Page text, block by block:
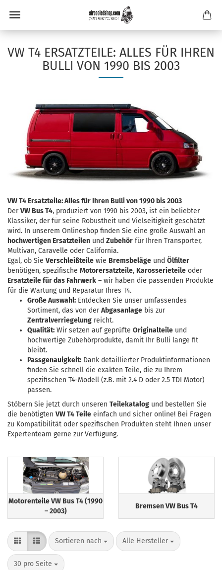
VW T4 ERSATZTEILE: ALLES FÜR IHREN
BULLI VON 1990 BIS 2003
VW T4 Ersatzteile: Alles für Ihren Bulli von 1990 bis 2003
DerVW Bus T4, produziert von 1990 bis 2003, ist ein beliebter
Klassiker, der für seine Robustheit und Vielseitigkeit geschätzt
wird. In unserem Onlineshop finden Sie eine große Auswahl an
hochwertigen Ersatzteilen und Zubehör für Ihren Transporter,
Multivan, Caravelle oder California.
Egal, ob Sie Verschleißteile wie Bremsbeläge und Ölfilter
benötigen, spezifische Motorersatzteile, Karosserieteile oder
Ersatzteile für das Fahrwerk – wir haben die passenden Produkte
für die Wartung und Reparatur Ihres T4.
Große Auswahl: Entdecken Sie unser umfassendes
Sortiment, das von derAbgasanlage bis zur
Zentralverriegelung reicht.
Qualität: Wir setzen auf geprüfte Originalteile und
hochwertige Zubehörprodukte, damit Ihr Bulli lange fit
bleibt.
Passgenauigkeit: Dank detaillierter Produktinformationen
finden Sie schnell die exakten Teile, die zu Ihrem
spezifischen T4-Modell (z.B. mit 2.4 D oder 2.5 TDI Motor)
passen.
Stöbern Sie jetzt durch unseren Teilekatalog und bestellen Sie
die benötigten VW T4 Teile einfach und sicher online! Bei Fragen
zu Kompatibilität oder spezifischen Produkten steht Ihnen unser
Expertenteam gerne zur Verfügung.
Motorenteile VW Bus T4 (1990
– 2003)
Bremsen VW Bus T4
Sortieren nach
Sortieren nach Alle Hersteller
pro Seite
30 pro Seite
pro Seite